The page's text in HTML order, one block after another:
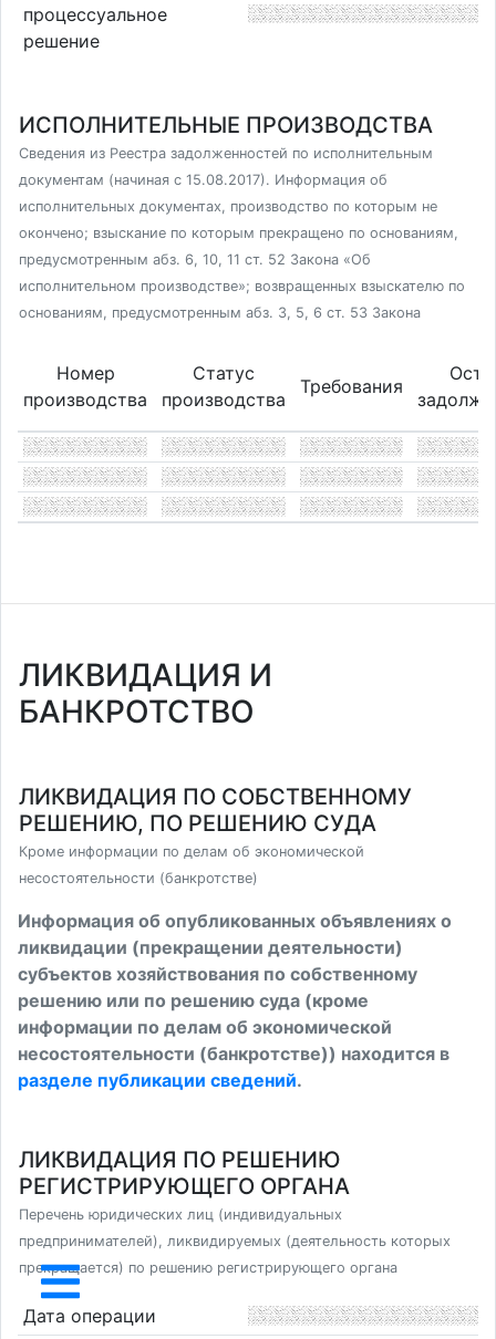
процессуальное
решение
ИСПОЛНИТЕЛЬНЫЕ ПРОИЗВОДСТВА
Сведения из Реестра задолженностей по исполнительным
документам (начиная с 15.08.2017). Информация об
исполнительных документах, производство по которым не
окончено; взыскание по которым прекращено по основаниям,
предусмотренным абз. 6, 10, 11 ст. 52 Закона «Об
исполнительном производстве»; возвращенных взыскателю по
основаниям, предусмотренным абз. 3, 5, 6 ст. 53 Закона
Номер
производства
Статус
производства
Требования
ЛИКВИДАЦИЯ И
БАНКРОТСТВО
ЛИКВИДАЦИЯ ПО СОБСТВЕННОМУ
РЕШЕНИЮ, ПО РЕШЕНИЮ СУДА
Кроме информации по делам об экономической
несостоятельности (банкротстве)
Информация об опубликованных объявлениях о
ликвидации (прекращении деятельности)
субъектов хозяйствования по собственному
решению или по решению суда (кроме
информации по делам об экономической
несостоятельности (банкротстве)) находится в
разделе публикации сведений.
ЛИКВИДАЦИЯ ПО РЕШЕНИЮ
РЕГИСТРИРУЮЩЕГО ОРГАНА
Перечень юридических лиц (индивидуальных
предпринимателей), ликвидируемых (деятельность которых
прекращается) по решению регистрирующего органа
Дата операции